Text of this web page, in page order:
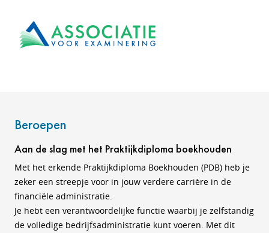
Beroepen
Aan de slag met het Praktijkdiploma boekhouden
Met het erkende Praktijkdiploma Boekhouden (PDB) heb je
zeker een streepje voor in jouw verdere carrière in de
financiële administratie.
Je hebt een verantwoordelijke functie waarbij je zelfstandig
de volledige bedrijfsadministratie kunt voeren. Met dit